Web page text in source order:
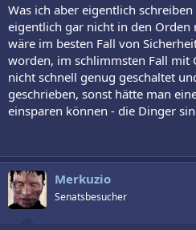
Was ich aber eigentlich
eigentlich gar nicht in den
wäre im besten Fall von
worden, im schlimmsten Fall mit
nicht schnell genug geschaltet
geschrieben, sonst hätte man
einsparen können - die Dinger
Merkuzio
Senatsbesucher